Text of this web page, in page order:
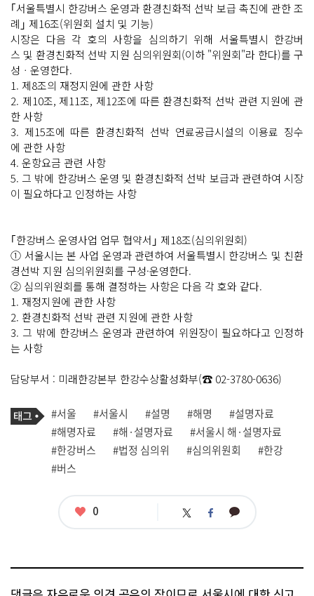
｢서울특별시 한강버스 운영과 환경친화적 선박 보급 촉진에 관한 조
례｣ 제16조(위원회 설치 및 기능)
시장은 다음 각 호의 사항을 심의하기 위해 서울특별시 한강버
스 및 환경친화적 선박 지원 심의위원회(이하 "위원회"라 한다)를 구
성ㆍ운영한다.
1. 제8조의 재정지원에 관한 사항
2. 제10조, 제11조, 제12조에 따른 환경친화적 선박 관련 지원에 관
한 사항
3. 제15조에 따른 환경친화적 선박 연료공급시설의 이용료 징수
에 관한 사항
4. 운항요금 관련 사항
5. 그 밖에 한강버스 운영 및 환경친화적 선박 보급과 관련하여 시장
이 필요하다고 인정하는 사항
｢한강버스 운영사업 업무 협약서｣ 제18조(심의위원회)
① 서울시는 본 사업 운영과 관련하여 서울특별시 한강버스 및 친환
경선박 지원 심의위원회를 구성·운영한다.
② 심의위원회를 통해 결정하는 사항은 다음 각 호와 같다.
1. 재정지원에 관한 사항
2. 환경친화적 선박 관련 지원에 관한 사항
3. 그 밖에 한강버스 운영과 관련하여 위원장이 필요하다고 인정하
는 사항
담당부서 : 미래한강본부 한강수상활성화부(☎ 02-3780-0636)
기
사
관
련
태
그
태
그
#서울 #서울시 #설명 #해명
#설명자료
#해명자료
#해·설명자료
#서울시 해·설명자료
#한강버스
#법정 심의위 #심의위원회
#한강
#버스
좋
0 트 페 카